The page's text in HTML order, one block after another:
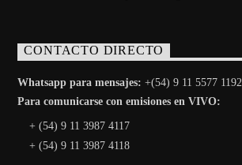
CONTACTO DIRECTO
Whatsapp para mensajes: +(54) 9 11 5577 1192
Para comunicarse con emisiones en VIVO:
+ (54) 9 11 3987 4117
+ (54) 9 11 3987 4118